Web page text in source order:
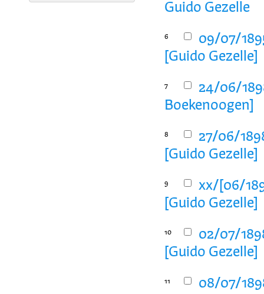
Guido Gezelle
6
09/07/
[Guido Gezelle]
7
24/06/
Boekenoogen]
8
27/06/
[Guido Gezelle]
9
xx/[06/
[Guido Gezelle]
10
02/07/
[Guido Gezelle]
11
08/07/